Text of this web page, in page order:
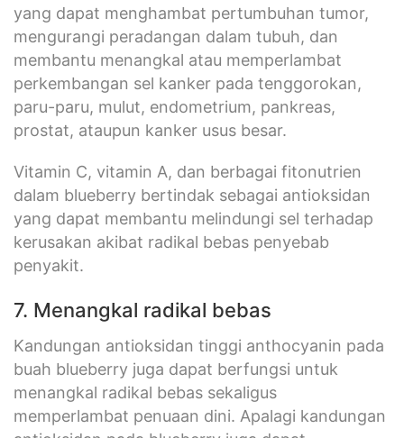
yang dapat menghambat pertumbuhan tumor,
mengurangi peradangan dalam tubuh, dan
membantu menangkal atau memperlambat
perkembangan sel kanker pada tenggorokan,
paru-paru, mulut, endometrium, pankreas,
prostat, ataupun kanker usus besar.
Vitamin C, vitamin A, dan berbagai fitonutrien
dalam blueberry bertindak sebagai antioksidan
yang dapat membantu melindungi sel terhadap
kerusakan akibat radikal bebas penyebab
penyakit.
7. Menangkal radikal bebas
Kandungan antioksidan tinggi anthocyanin pada
buah blueberry juga dapat berfungsi untuk
menangkal radikal bebas sekaligus
memperlambat penuaan dini. Apalagi kandungan